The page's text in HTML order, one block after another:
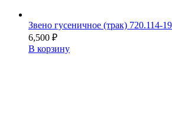
Звено гусеничное (трак) 720.114-
6,500 ₽
В корзину